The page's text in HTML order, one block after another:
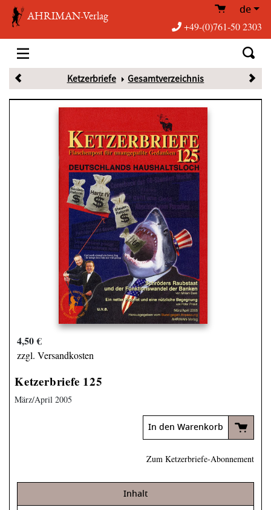
AHRIMAN-Verlag de
+49-(0)761-50 2303
Ketzerbriefe Gesamtverzeichnis
4,50 €
zzgl. Versandkosten
Ketzerbriefe 125
März/April 2005
In den Warenkorb
Zum Ketzerbriefe-Abonnement
Inhalt